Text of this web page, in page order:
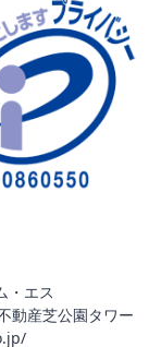
・エス
動産芝公園タワー